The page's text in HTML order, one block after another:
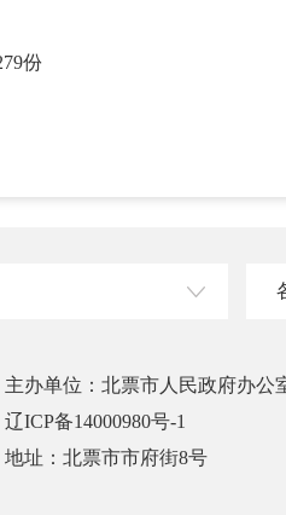
份
主办单位：北票市人民政府办公
辽ICP备14000980号-1
地址：北票市市府街8号